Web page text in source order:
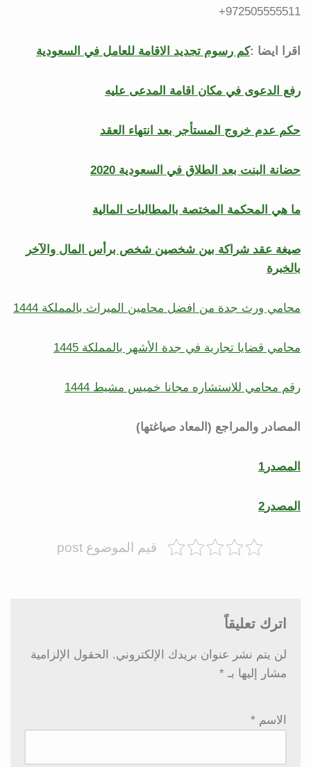
972505555511+
اقرا ايضا :كم رسوم تجديد الاقامة للعامل في السعودية
رفع الدعوى في مكان اقامة المدعى عليه
حكم عدم خروج المستأجر بعد انتهاء العقد
حضانة البنت بعد الطلاق في السعودية 2020
ما هي المحكمة المختصة بالمطالبات المالية
صيغة عقد شراكة بين شخصين شخص برأس المال والآخر
بالخبرة
محامي ورث جدة من افضل محامين الميراث بالمملكة 1444
محامي قضايا تجارية في جدة الأشهر بالمملكة 1445
رقم محامي للاستشاره مجانا خميس مشيط 1444
المصادر والمراجع (المعاد صياغتها)
المصدر1
المصدر2
قيم الموضوع post
اترك تعليقاً
لن يتم نشر عنوان بريدك الإلكتروني.
الحقول الإلزامية
مشار إليها بـ *
الاسم *